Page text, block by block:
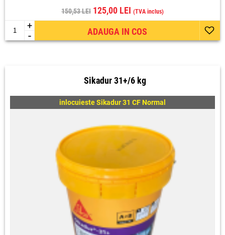
150,53 LEI 125,00 LEI (TVA inclus)
+
- ADAUGA IN COS
Sikadur 31+/6 kg
inlocuieste Sikadur 31 CF Normal